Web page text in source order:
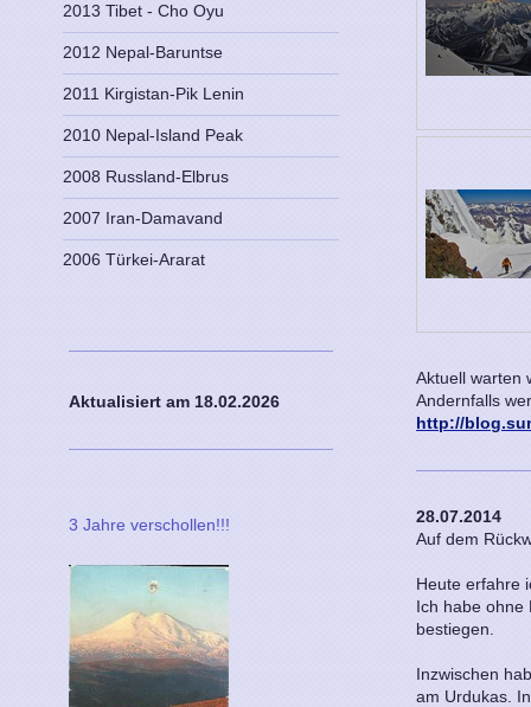
Aktuell warten
Andernfalls
http://
28.07.2014
Auf dem
Heute erfahre
Ich habe ohne
bestiegen.
Inzwischen
am Urdukas.
2013 Tibet - Cho Oyu
2012 Nepal-Baruntse
2011 Kirgistan-Pik Lenin
2010 Nepal-Island Peak
2008 Russland-Elbrus
2007 Iran-Damavand
2006 Türkei-Ararat
Aktualisiert am 18.02.2026
3 Jahre verschollen!!!